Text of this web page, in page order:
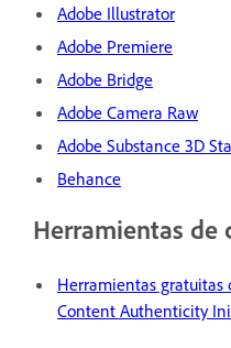
Adobe Illustrator
Adobe Premiere
Adobe Bridge
Adobe Camera Raw
Adobe Substance 3D
Behance
Herramientas de
Herramientas gratuitas
Content Authenticity